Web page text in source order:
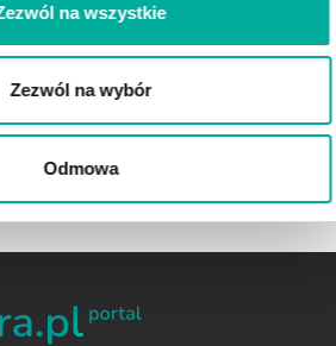
na wszystkie
Zezwól na wybór
Odmowa
przez eFaktor S.A. moich danych osobowych
przez eFaktor S.A. telekomunikacyjnych urządzeń
informacji handlowych drogą elektroniczną(rozwiń)
ROZMOWĘ